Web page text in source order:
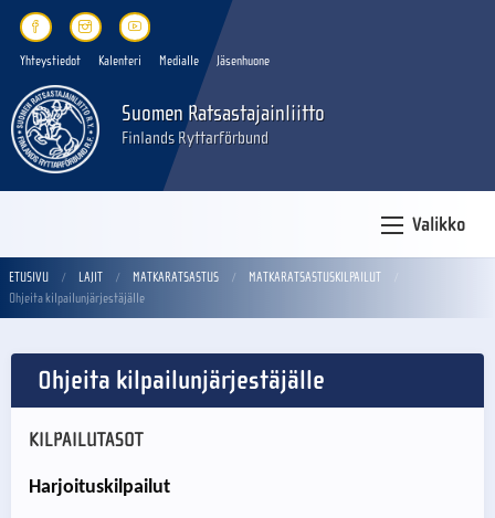
Yhteystiedot Kalenteri Medialle Jäsenhuone
Suomen Ratsastajainliitto
Finlands Ryttarförbund
Valikko
ETUSIVU LAJIT MATKARATSASTUS
MATKARATSASTUSKILPAILUT
Ohjeita kilpailunjärjestäjälle
Ohjeita kilpailunjärjestäjälle
KILPAILUTASOT
Harjoituskilpailut